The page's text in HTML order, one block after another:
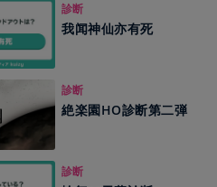
診断
我闻神仙亦有死
診断
絶楽園HO診断第二弾
診断